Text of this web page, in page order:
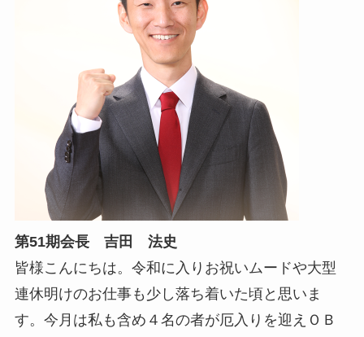
第51期会長 吉田 法史
皆様こんにちは。令和に入りお祝いムードや大型
連休明けのお仕事も少し落ち着いた頃と思いま
す。今月は私も含め４名の者が厄入りを迎えＯＢ